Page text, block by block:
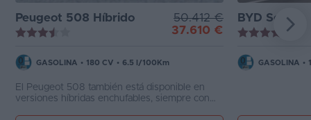
Peugeot 508 Híbrido
50.412 €
37.610 €
GASOLINA • 180 CV • 6.5 l/100Km
El Peugeot 508 también está disponible en
versiones híbridas enchufables, siempre con
BYD Seal 6
GASOLINA •